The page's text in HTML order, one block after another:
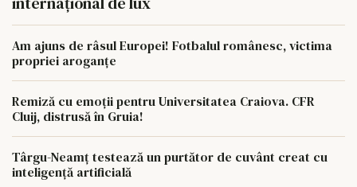
Am ajuns de râsul Europei! Fotbalul românesc, victima
propriei aroganțe
Remiză cu emoții pentru Universitatea Craiova. CFR
Cluij, distrusă în Gruia!
Târgu-Neamț testează un purtător de cuvânt creat cu
inteligență artificială